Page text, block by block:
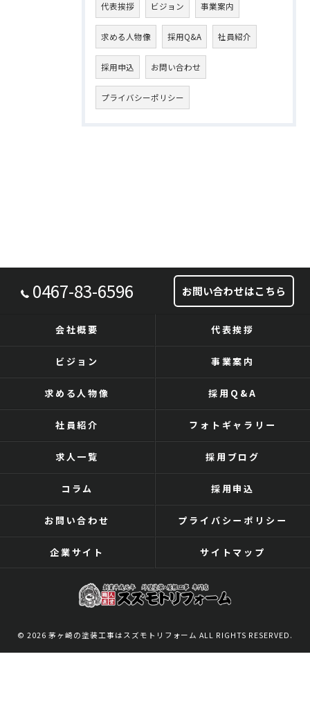
代表挨拶 ビジョン 事業案内
求める人物像 採用Q&A 社員紹介
採用申込 お問い合わせ
プライバシーポリシー
0467-83-6596 お問い合わせはこちら
会社概要 代表挨拶
ビジョン 事業案内
求める人物像 採用Q&A
社員紹介 フォトギャラリー
求人一覧 採用ブログ
コラム 採用申込
お問い合わせ プライバシーポリシー
企業サイト サイトマップ
© 2026 茅ヶ崎の塗装工事はスズモトリフォーム ALL RIGHTS RESERVED.